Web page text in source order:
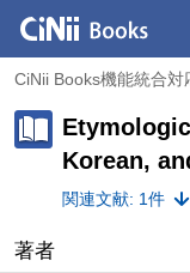
CiNii Books機能統合
Korean,
関連文献: 1件
著者